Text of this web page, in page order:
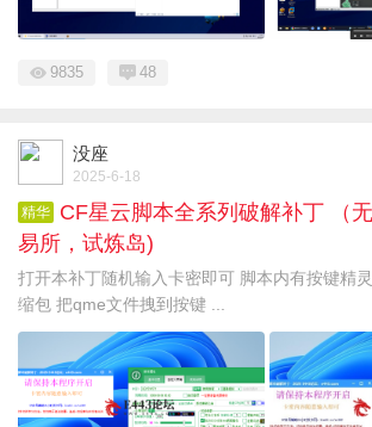
9835 48
没座
2025-6-18
精华
CF星云脚本全系列破解补丁 （
易所，试炼岛)
打开本补丁随机输入卡密即可 脚本内有按键精
缩包 把qme文件拽到按键 ...